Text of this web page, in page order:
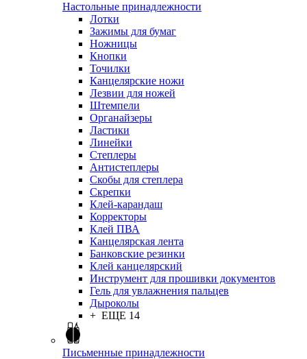
Настольные принадлежности
Лотки
Зажимы для бумаг
Ножницы
Кнопки
Точилки
Канцелярские ножи
Лезвии для ножей
Штемпели
Органайзеры
Ластики
Линейки
Степлеры
Антистеплеры
Скобы для степлера
Скрепки
Клей-карандаш
Корректоры
Клей ПВА
Канцелярская лента
Банковские резинки
Клей канцелярский
Инструмент для прошивки документов
Гель для увлажнения пальцев
Дыроколы
+ ЕЩЕ 14
Письменные принадлежности